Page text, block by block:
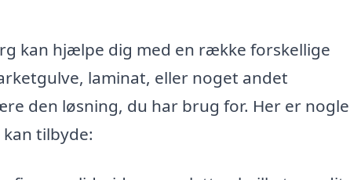
kan hjælpe dig med en række forskellige
laminat, eller noget andet
den løsning, du har brug for. Her er nogle
tilbyde: